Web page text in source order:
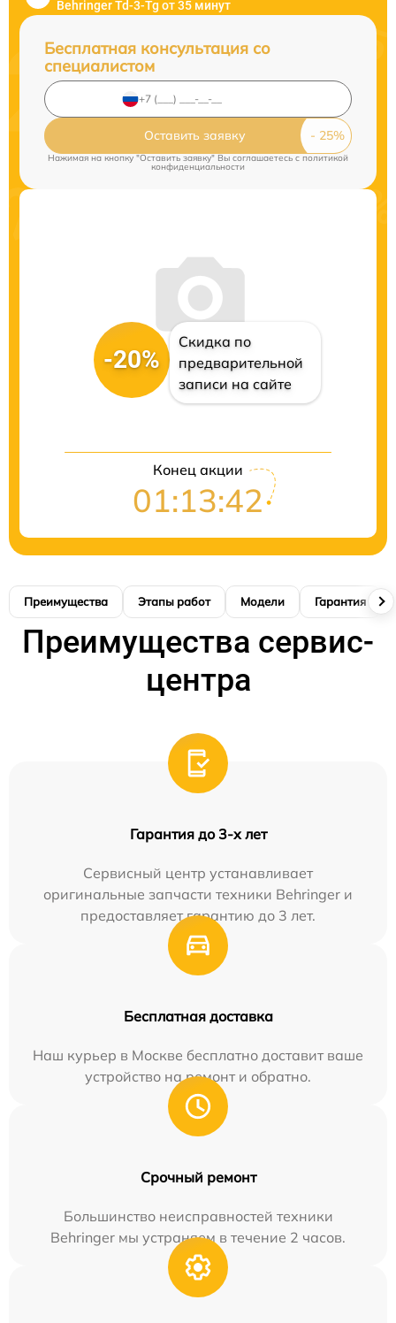
Behringer Td-3-Tg от 35 минут
Бесплатная консультация со
специалистом
Оставить заявку
Нажимая на кнопку "Оставить заявку" Вы соглашаетесь cполитикой
конфиденциальности
-20%
Скидка по
предварительной
записи на сайте
Конец акции
01:13:41
Преимущества Этапы работ Модели Гарантия
Преимущества сервис-
центра
Гарантия до 3-х лет
Сервисный центр устанавливает
оригинальные запчасти техники Behringer и
предоставляет гарантию до 3 лет.
Бесплатная доставка
Наш курьер в Москве бесплатно доставит ваше
устройство на ремонт и обратно.
Срочный ремонт
Большинство неисправностей техники
Behringer мы устраняем в течение 2 часов.